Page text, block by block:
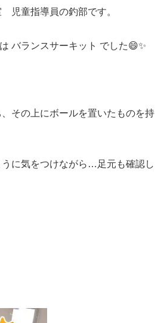
児童指導員の釣部です。
バランスサーキット でした😄✨
その上にボールを置いたものを持
に気をつけながら…足元も確認し